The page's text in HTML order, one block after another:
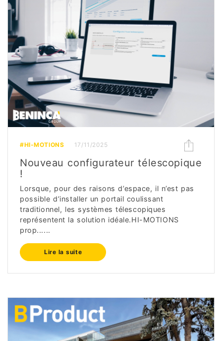
#HI-MOTIONS 17/11/2025
Nouveau configurateur télescopique
!
Lorsque, pour des raisons d’espace, il n’est pas
possible d’installer un portail coulissant
traditionnel, les systèmes télescopiques
représentent la solution idéale.HI-MOTIONS
prop......
Lire la suite